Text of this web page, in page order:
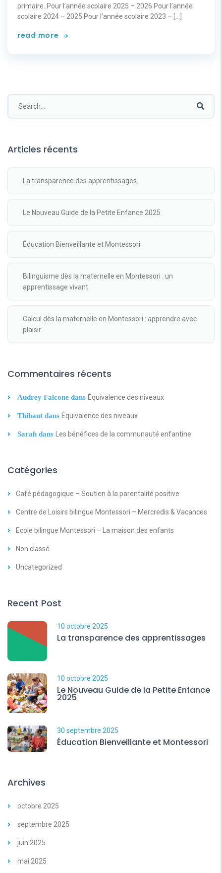
primaire. Pour l’année scolaire 2025 – 2026 Pour l’année
scolaire 2024 – 2025 Pour l’année scolaire 2023 – […]
read more
Articles récents
La transparence des apprentissages
Le Nouveau Guide de la Petite Enfance 2025
Éducation Bienveillante et Montessori
Bilinguisme dès la maternelle en Montessori : un
apprentissage vivant
Calcul dès la maternelle en Montessori : apprendre avec
plaisir
Commentaires récents
Audrey Falcone dans Équivalence des niveaux
Thibaut dans Équivalence des niveaux
Sarah dans Les bénéfices de la communauté enfantine
Catégories
Café pédagogique – Soutien à la parentalité positive
Centre de Loisirs bilingue Montessori – Mercredis & Vacances
Ecole bilingue Montessori – La maison des enfants
Non classé
Uncategorized
Recent Post
10 octobre 2025
La transparence des apprentissages
10 octobre 2025
Le Nouveau Guide de la Petite Enfance
2025
30 septembre 2025
Éducation Bienveillante et Montessori
Archives
octobre 2025
septembre 2025
juin 2025
mai 2025